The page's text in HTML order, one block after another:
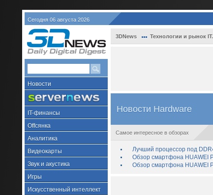
Сегодня 06 августа 2026
Новости
IT-финансы
Offсянка
Аналитика
Видеокарты
Звук и акустика
Игры
Искусственный интеллект
3DNews Технологии и рынок
Новости Hardware
Самое интересное в обзорах
Лучший процессор под
Обзор смартфона HUAWEI
Обзор смартфона HUAWEI